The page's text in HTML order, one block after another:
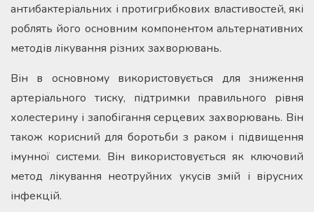
антибактеріальних і протигрибкових властивостей, які
роблять його основним компонентом альтернативних
методів лікування різних захворювань.
Він в основному використовується для зниження
артеріального тиску, підтримки правильного рівня
холестерину і запобігання серцевих захворювань. Він
також корисний для боротьби з раком і підвищення
імунної системи. Він використовується як ключовий
метод лікування неотруйних укусів змій і вірусних
інфекцій.